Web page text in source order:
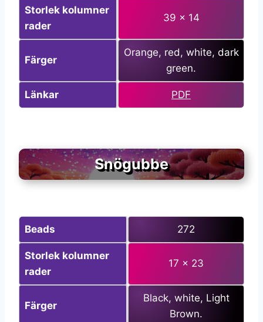
Storlek kolumner
rader
39 x 14
Färger
Orange, red, white, dark
green.
Länkar PDF
Snögubbe
Beads 272
Storlek kolumner
rader
17 x 23
Färger
Black, white, Light
Brown.